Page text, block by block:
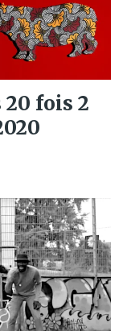
fois 2